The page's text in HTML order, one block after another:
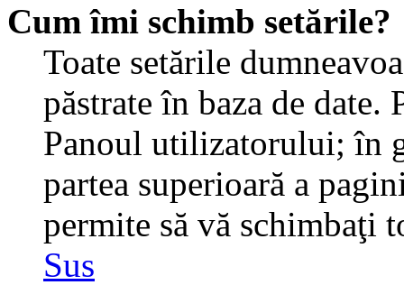
Cum îmi schimb setările?
Toate setările
păstrate în baza de
Panoul utilizatorului; în
partea superioară a
permite să vă schimbaţi
Sus